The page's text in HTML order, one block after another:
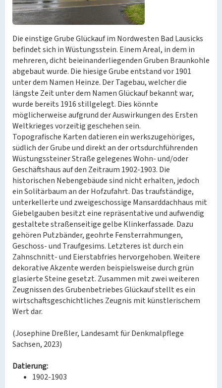
Die einstige Grube Glückauf im Nordwesten Bad Lausicks
befindet sich in Wüstungsstein. Einem Areal, in dem in
mehreren, dicht beieinanderliegenden Gruben Braunkohle
abgebaut wurde. Die hiesige Grube entstand vor 1901
unter dem Namen Heinze. Der Tagebau, welcher die
längste Zeit unter dem Namen Glückauf bekannt war,
wurde bereits 1916 stillgelegt. Dies könnte
möglicherweise aufgrund der Auswirkungen des Ersten
Weltkrieges vorzeitig geschehen sein.
Topografische Karten datieren ein werkszugehöriges,
südlich der Grube und direkt an der ortsdurchführenden
Wüstungssteiner Straße gelegenes Wohn- und/oder
Geschäftshaus auf den Zeitraum 1902-1903. Die
historischen Nebengebäude sind nicht erhalten, jedoch
ein Solitärbaum an der Hofzufahrt. Das traufständige,
unterkellerte und zweigeschossige Mansarddachhaus mit
Giebelgauben besitzt eine repräsentative und aufwendig
gestaltete straßenseitige gelbe Klinkerfassade. Dazu
gehören Putzbänder, geohrte Fensterrahmungen,
Geschoss- und Traufgesims. Letzteres ist durch ein
Zahnschnitt- und Eierstabfries hervorgehoben. Weitere
dekorative Akzente werden beispielsweise durch grün
glasierte Steine gesetzt. Zusammen mit zwei weiteren
Zeugnissen des Grubenbetriebes Glückauf stellt es ein
wirtschaftsgeschichtliches Zeugnis mit künstlerischem
Wert dar.
(Josephine Dreßler, Landesamt für Denkmalpflege
Sachsen, 2023)
Datierung:
1902-1903